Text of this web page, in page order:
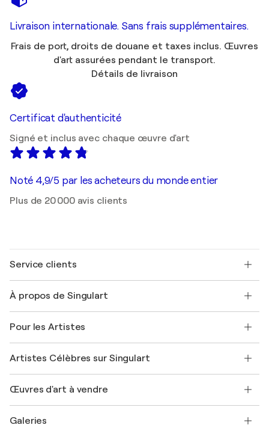
Livraison internationale. Sans frais supplémentaires.
Frais de port, droits de douane et taxes inclus. Œuvres
d'art assurées pendant le transport.
Détails de livraison
Certificat d'authenticité
Signé et inclus avec chaque œuvre d'art
Noté 4,9/5 par les acheteurs du monde entier
Plus de 20 000 avis clients
Service clients
Expédition
Offrir une carte cadeau
Rejoignez notre programme commercial
Mon compte
+33 1 76 44 06 42
À propos de Singulart
FAQ
Magazine Singulart
Emplois
Découvrez une sélection d'art original
Pour les Artistes
Se connecter en tant qu'Artiste
Artistes Célèbres sur Singulart
Marc Chagall
Banksy
Œuvres d'art à vendre
Tableaux abstraits à vendre
Galeries